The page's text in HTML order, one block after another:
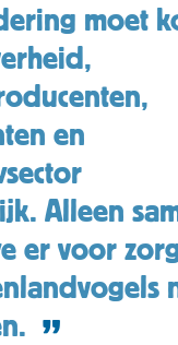
moet
en
Alleen
er voor